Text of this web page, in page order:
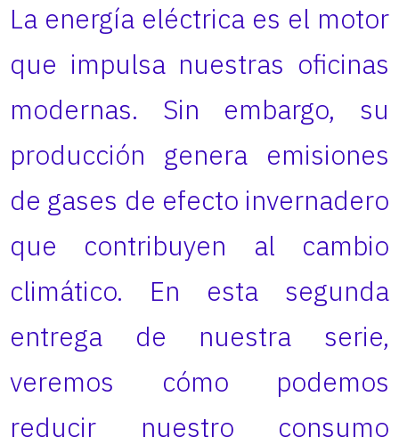
La energía eléctrica es el motor
que impulsa nuestras oficinas
modernas. Sin embargo, su
producción genera emisiones
de gases de efecto invernadero
que contribuyen al cambio
climático. En esta segunda
entrega de nuestra serie,
veremos cómo podemos
reducir nuestro consumo